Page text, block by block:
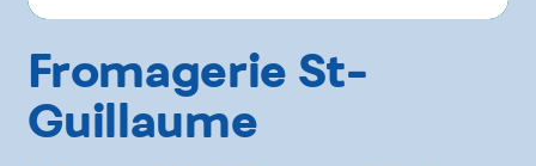
Fromagerie St-
Guillaume